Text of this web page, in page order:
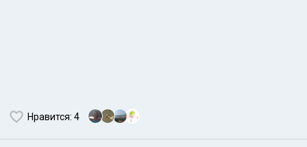
Нравится: 4